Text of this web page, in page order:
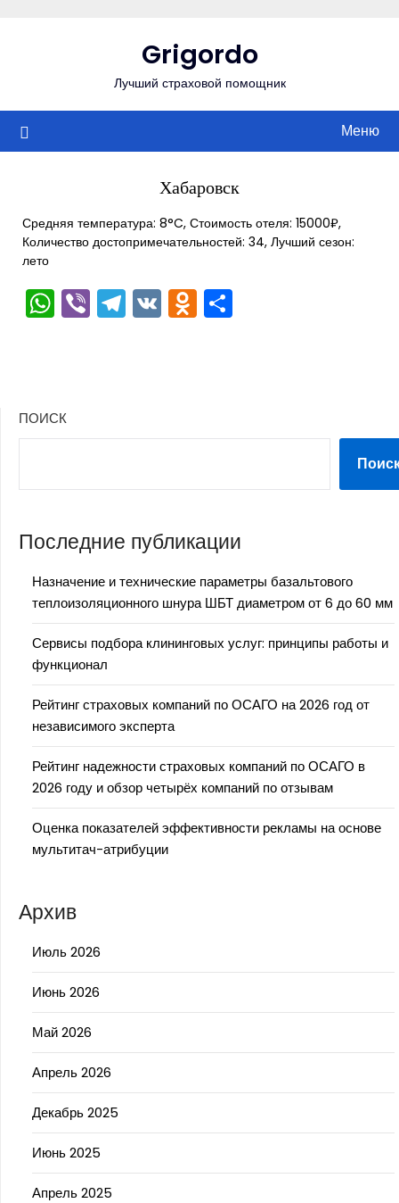
Grigordo
Лучший страховой помощник
Меню
Хабаровск
Средняя температура: 8°C, Стоимость отеля: 15000₽,
Количество достопримечательностей: 34, Лучший сезон:
лето
WhatsApp
ViberTelegram
VKOdnoklassniki
ПОИСК
Последние публикации
Назначение и технические параметры базальтового
теплоизоляционного шнура ШБТ диаметром от 6 до 60 мм
Сервисы подбора клининговых услуг: принципы работы и
функционал
Рейтинг страховых компаний по ОСАГО на 2026 год от
независимого эксперта
Рейтинг надежности страховых компаний по ОСАГО в
2026 году и обзор четырёх компаний по отзывам
Оценка показателей эффективности рекламы на основе
мультитач-атрибуции
Архив
Июль 2026
Июнь 2026
Май 2026
Апрель 2026
Декабрь 2025
Июнь 2025
Апрель 2025